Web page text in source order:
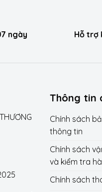
ngày Hỗ trợ
Thông tin
Chính sách
thông tin
Chính sách
và kiểm tra
Chính sách